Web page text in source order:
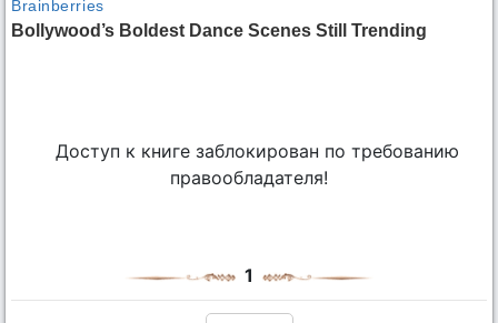
Доступ к книге заблокирован по требованию
правообладателя!
1